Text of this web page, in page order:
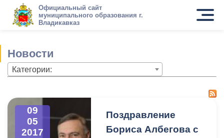
Официальный сайт
муниципального образования г.
Владикавказ
Новости
Категории:
09
05
2017
Поздравление
Бориса Албегова с